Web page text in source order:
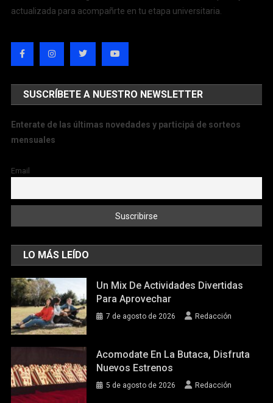
actualizada para acompañrte en tu etapa universitaria.
SUSCRÍBETE A NUESTRO NEWSLETTER
Enterate de las últimas novedades y participá de sorteos
mensuales
Email
LO MÁS LEÍDO
Un Mix De Actividades Divertidas
Para Aprovechar
7 de agosto de 2026 Redacción
Acomodate En La Butaca, Disfruta
Nuevos Estrenos
5 de agosto de 2026 Redacción